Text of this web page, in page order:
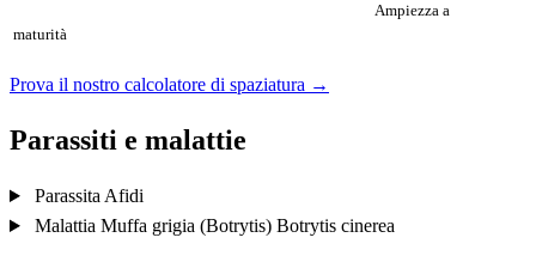
Ampiezza a
maturità
Prova il nostro calcolatore di spaziatura →
Parassiti e malattie
Parassita Afidi
Malattia Muffa grigia (Botrytis) Botrytis cinerea